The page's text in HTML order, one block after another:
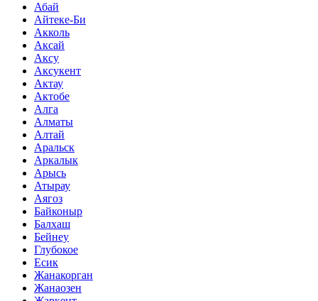
Абай
Айтеке-Би
Акколь
Аксай
Аксу
Аксукент
Актау
Актобе
Алга
Алматы
Алтай
Аральск
Аркалык
Арысь
Атырау
Аягоз
Байконыр
Балхаш
Бейнеу
Глубокое
Есик
Жанакорган
Жанаозен